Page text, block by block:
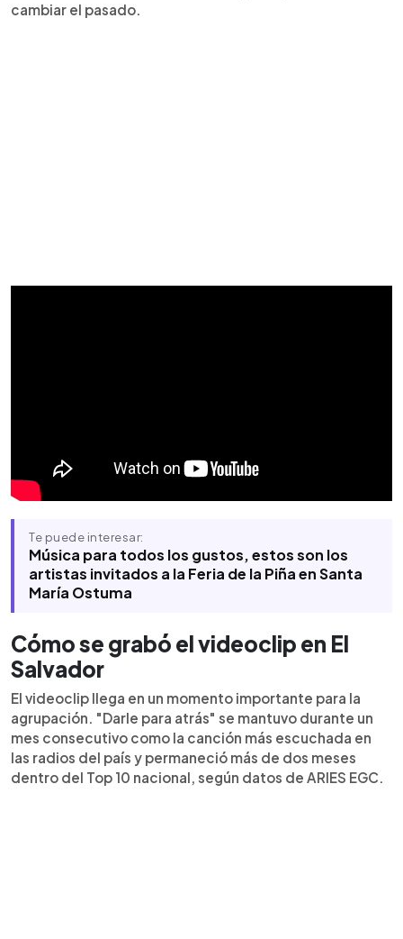
cambiar el pasado.
Te puede interesar:
Música para todos los gustos, estos son los
artistas invitados a la Feria de la Piña en Santa
María Ostuma
Cómo se grabó el videoclip en El
Salvador
El videoclip llega en un momento importante para la
agrupación. "Darle para atrás" se mantuvo durante un
mes consecutivo como la canción más escuchada en
las radios del país y permaneció más de dos meses
dentro del Top 10 nacional, según datos de ARIES EGC.